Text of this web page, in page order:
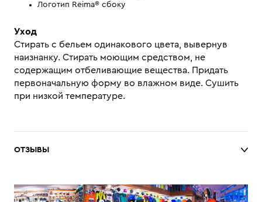
Логотип Reima® сбоку
Уход
Стирать с бельем одинакового цвета, вывернув
наизнанку. Стирать моющим средством, не
содержащим отбеливающие вещества. Придать
первоначальную форму вo влажном виде. Сушить
при низкой температуре.
ОТЗЫВЫ